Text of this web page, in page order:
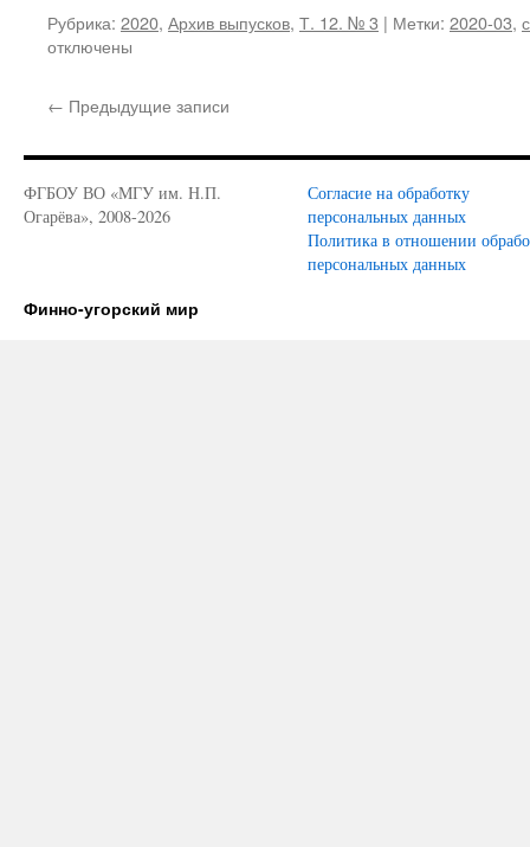
Рубрика: 2020, Архив выпусков, Т. 12. № 3 | Метки: 2020-03,
отключены
← Предыдущие записи
ФГБОУ ВО «МГУ им. Н.П.
Огарёва», 2008-2026
Согласие на обработку
персональных данных
Политика в отношении
персональных данных
Финно-угорский мир